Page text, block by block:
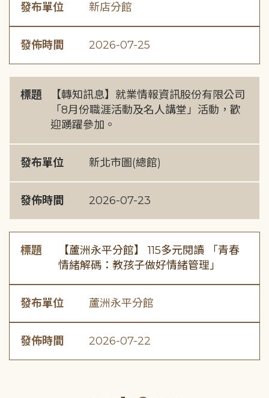
發布單位 新店分館
發佈時間 2026-07-25
標題
【轉知訊息】就業情報資訊股份有限公司
「8月份職涯活動及名人講堂」活動，歡
迎踴躍參加。
發布單位 新北市圖(總館)
發佈時間 2026-07-23
標題
【蘆洲永平分館】 115多元閱讀 「青春
情緒解碼：教孩子做好情緒管理」
發布單位 蘆洲永平分館
發佈時間 2026-07-22